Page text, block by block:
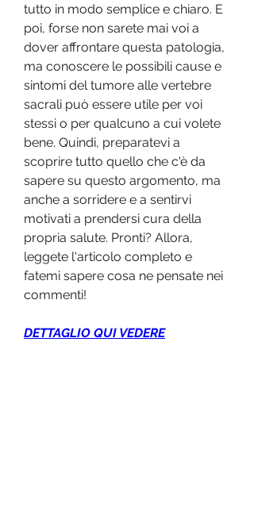
tutto in modo semplice e chiaro. E
poi, forse non sarete mai voi a
dover affrontare questa patologia,
ma conoscere le possibili cause e
sintomi del tumore alle vertebre
sacrali può essere utile per voi
stessi o per qualcuno a cui volete
bene. Quindi, preparatevi a
scoprire tutto quello che c'è da
sapere su questo argomento, ma
anche a sorridere e a sentirvi
motivati a prendersi cura della
propria salute. Pronti? Allora,
leggete l'articolo completo e
fatemi sapere cosa ne pensate nei
commenti!
DETTAGLIO QUI VEDERE